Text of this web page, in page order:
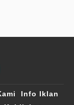
Info Iklan